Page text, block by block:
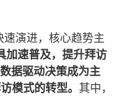
演进，核心趋势主
加速普及，提升拜访
据驱动决策成为主
模式的转型。 其中，